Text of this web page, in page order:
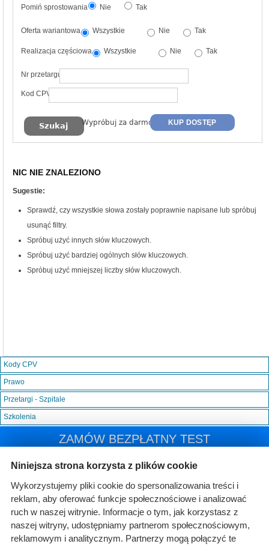
Pomiń sprostowania Nie Tak
Oferta wariantowa Wszystkie Nie Tak
Realizacja częściowa Wszystkie Nie Tak
Nr przetargu
Kod CPV
Wypróbuj za darmo KUP DOSTĘP
NIC NIE ZNALEZIONO
Sugestie:
Sprawdź, czy wszystkie słowa zostały poprawnie napisane lub spróbuj
usunąć filtry.
Spróbuj użyć innych słów kluczowych.
Spróbuj użyć bardziej ogólnych słów kluczowych.
Spróbuj użyć mniejszej liczby słów kluczowych.
Kody CPV
Prawo
Przetargi - Szpitale
Szkolenia
ZAMÓW BEZPŁATNY TEST
Niniejsza strona korzysta z plików cookie
Wykorzystujemy pliki cookie do spersonalizowania treści i
reklam, aby oferować funkcje społecznościowe i analizować
ruch w naszej witrynie. Informacje o tym, jak korzystasz z
naszej witryny, udostępniamy partnerom społecznościowym,
reklamowym i analitycznym. Partnerzy mogą połączyć te